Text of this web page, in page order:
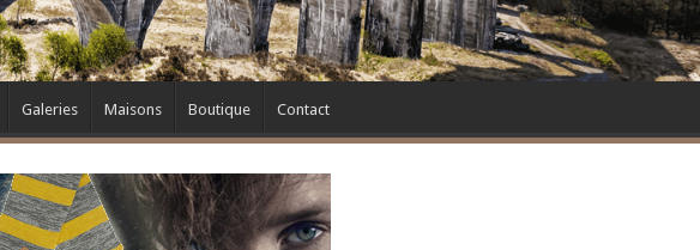
Galeries Maisons Boutique Contact